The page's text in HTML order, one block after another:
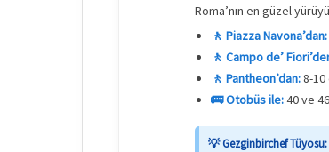
Roma’nın en güzel
🚶 Piazza Navona’dan:
🚶 Campo de’
🚶 Pantheon’dan:8-
🚌 Otobüs ile:40 ve
💡 Gezginbirchef Tüyosu: